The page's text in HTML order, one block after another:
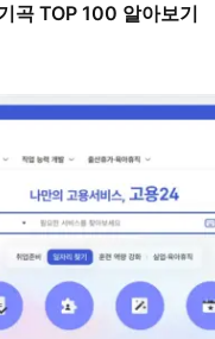
곡 TOP 100 알아보기